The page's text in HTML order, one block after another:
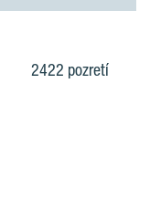
2422 pozretí